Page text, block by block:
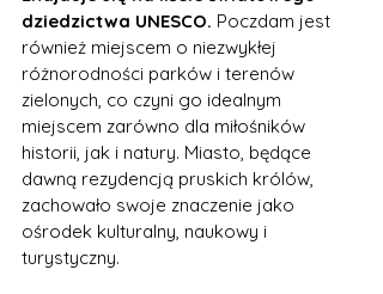
dziedzictwa UNESCO. Poczdam jest
również miejscem o niezwykłej
różnorodności parków i terenów
zielonych, co czyni go idealnym
miejscem zarówno dla miłośników
historii, jak i natury. Miasto, będące
dawną rezydencją pruskich królów,
zachowało swoje znaczenie jako
ośrodek kulturalny, naukowy i
turystyczny.